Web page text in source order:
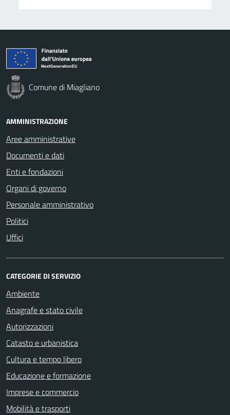
Comune di Miagliano
AMMINISTRAZIONE
Aree amministrative
Documenti e dati
Enti e fondazioni
Organi di governo
Personale amministrativo
Politici
Uffici
CATEGORIE DI SERVIZIO
Ambiente
Anagrafe e stato civile
Autorizzazioni
Catasto e urbanistica
Cultura e tempo libero
Educazione e formazione
Imprese e commercio
Mobilità e trasporti